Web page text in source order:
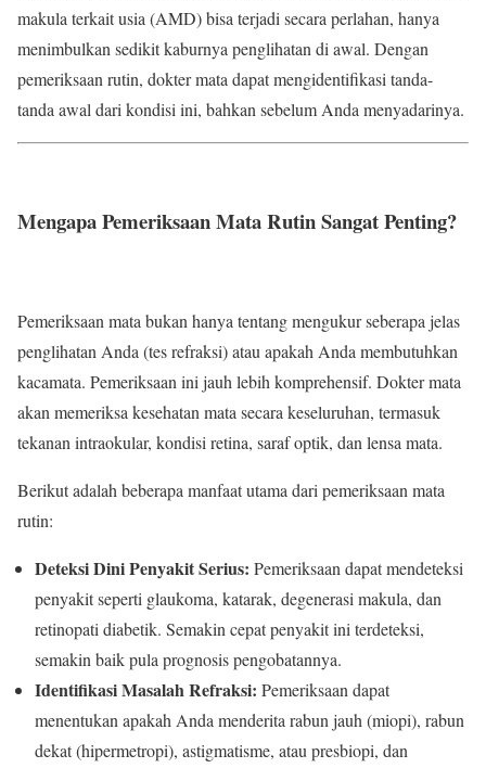
makula terkait usia (AMD) bisa terjadi secara perlahan, hanya
menimbulkan sedikit kaburnya penglihatan di awal. Dengan
pemeriksaan rutin, dokter mata dapat mengidentifikasi tanda-
tanda awal dari kondisi ini, bahkan sebelum Anda menyadarinya.
Mengapa Pemeriksaan Mata Rutin Sangat Penting?
Pemeriksaan mata bukan hanya tentang mengukur seberapa jelas
penglihatan Anda (tes refraksi) atau apakah Anda membutuhkan
kacamata. Pemeriksaan ini jauh lebih komprehensif. Dokter mata
akan memeriksa kesehatan mata secara keseluruhan, termasuk
tekanan intraokular, kondisi retina, saraf optik, dan lensa mata.
Berikut adalah beberapa manfaat utama dari pemeriksaan mata
rutin:
Deteksi Dini Penyakit Serius: Pemeriksaan dapat mendeteksi
penyakit seperti glaukoma, katarak, degenerasi makula, dan
retinopati diabetik. Semakin cepat penyakit ini terdeteksi,
semakin baik pula prognosis pengobatannya.
Identifikasi Masalah Refraksi: Pemeriksaan dapat
menentukan apakah Anda menderita rabun jauh (miopi), rabun
dekat (hipermetropi), astigmatisme, atau presbiopi, dan